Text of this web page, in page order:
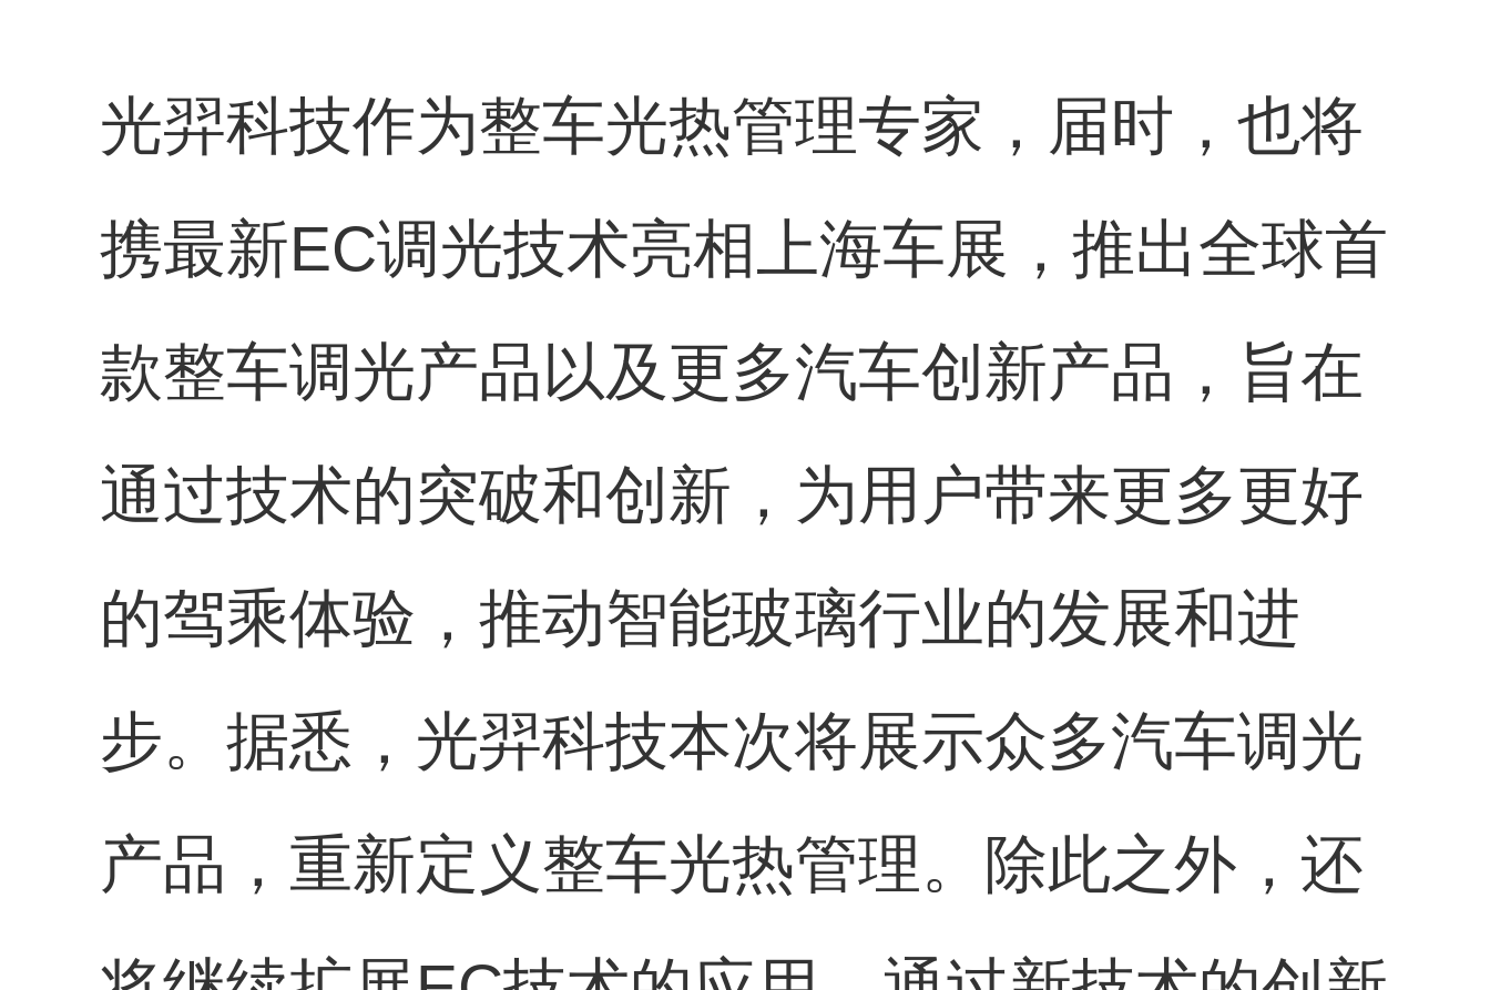
光羿科技作为整车光热管理专家，届时，也将
携最新EC调光技术亮相上海车展，推出全球首
款整车调光产品以及更多汽车创新产品，旨在
通过技术的突破和创新，为用户带来更多更好
的驾乘体验，推动智能玻璃行业的发展和进
步。据悉，光羿科技本次将展示众多汽车调光
产品，重新定义整车光热管理。除此之外，还